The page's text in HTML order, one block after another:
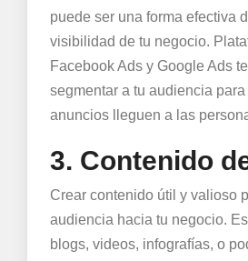
puede ser una forma efectiva
visibilidad de tu negocio.
Facebook Ads y Google Ads
segmentar a tu audiencia
anuncios lleguen a las
3. Contenido
Crear contenido útil y valioso
audiencia hacia tu negocio.
blogs, videos, infografías, o